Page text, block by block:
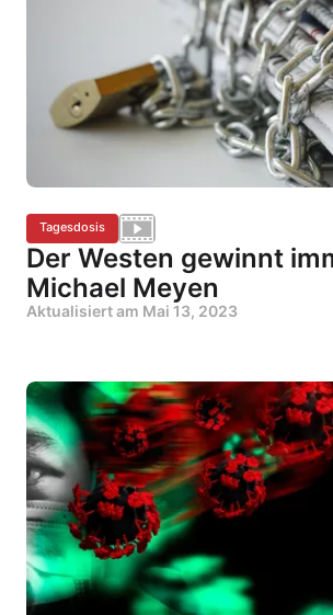
Tagesdosis
Der Westen gewinnt
Michael Meyen
Aktualisiert am Mai 13, 2023